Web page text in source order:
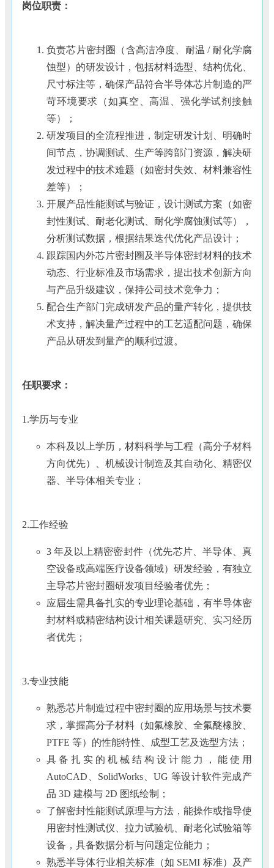
岗位职责：
负责芯片密封圈（含高洁净度、耐温 / 耐化学腐
蚀型）的研发设计，包括材料选型、结构优化、
尺寸标注等，确保产品符合半导体芯片制造的严
苛环境要求（如真空、高温、强化学试剂接触
等）；
研发项目的全流程推进，制定研发计划、明确时
间节点，协调测试、生产等跨部门资源，解决研
发过程中的技术难题（如密封失效、材料兼容性
差等）；
开展产品性能测试与验证，设计测试方案（如密
封性测试、耐老化测试、耐化学腐蚀测试等），
分析测试数据，根据结果迭代优化产品设计；
跟踪国内外芯片密封圈及半导体密封材料的技术
动态、行业标准及市场需求，提出技术创新方向
与产品升级建议，保持公司技术竞争力；
配合生产部门完成研发产品的量产转化，提供技
术支持，解决量产过程中的工艺适配问题，确保
产品从研发到量产的顺利过渡。
任职要求：
1.学历与专业
本科及以上学历，材料科学与工程（高分子材料
方向优先）、机械设计制造及其自动化、精密仪
器、半导体相关专业；
2.工作经验
3 年及以上精密密封件（优先芯片、半导体、真
空设备或高端医疗设备领域）研发经验，有独立
主导芯片密封圈研发项目经验者优先；
应届生需具备扎实的专业理论基础，有半导体密
封材料或精密结构设计相关课题研究、实习经历
者优先；
3.专业技能
熟悉芯片制造过程中密封圈的应用场景与技术要
求，掌握高分子材料（如氟橡胶、全氟醚橡胶、
PTFE 等）的性能特性、成型工艺及选型方法；
具备扎实的机械结构设计能力，能使用
AutoCAD、SolidWorks、UG 等设计软件完成产
品 3D 建模与 2D 图纸绘制；
了解密封性能测试原理与方法，能操作或指导使
用密封性测试仪、拉力试验机、耐老化试验箱等
设备，具备数据分析与问题定位能力；
熟悉半导体行业相关标准（如 SEMI 标准）及产